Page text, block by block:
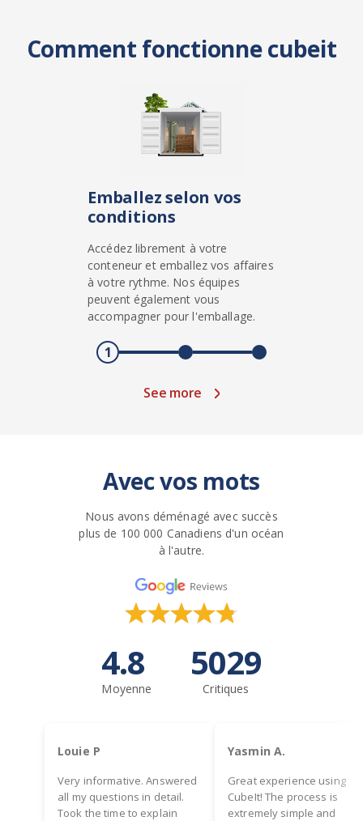
Comment fonctionne cubeit
Emballez selon vos
conditions
Accédez librement à votre
conteneur et emballez vos affaires
à votre rythme. Nos équipes
peuvent également vous
accompagner pour l'emballage.
1
See more
Avec vos mots
Nous avons déménagé avec succès
plus de 100 000 Canadiens d'un océan
à l'autre.
4.8
Moyenne
5029
Critiques
Louie P
Very informative. Answered
all my questions in detail.
Took the time to explain
Yasmin A.
Great experience using
CubeIt! The process is
extremely simple and